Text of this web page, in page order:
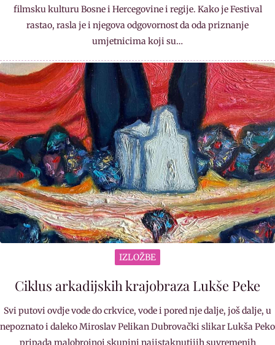
filmsku kulturu Bosne i Hercegovine i regije. Kako je Festival
rastao, rasla je i njegova odgovornost da oda priznanje
umjetnicima koji su…
IZLOŽBE
Ciklus arkadijskih krajobraza Lukše Peke
Svi putovi ovdje vode do crkvice, vode i pored nje dalje, još dalje, u
nepoznato i daleko Miroslav Pelikan Dubrovački slikar Lukša Peko
pripada malobrojnoj skupini najistaknutijih suvremenih